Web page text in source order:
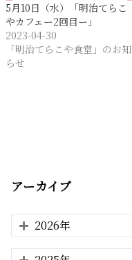
5月10日（水）「明治てらこ
やカフェー2回目ー」
2023-04-30
「明治てらこや食堂」のお知
らせ
アーカイブ
2026年